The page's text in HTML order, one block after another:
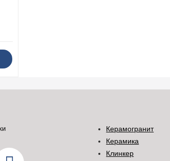
Керамогранит
Керамика
Клинкер